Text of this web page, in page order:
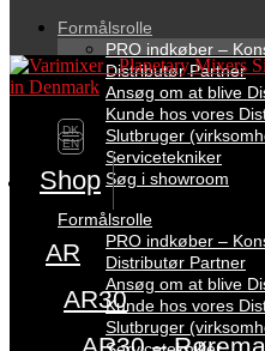
Formålsrolle
PRO indkøber –
Distributør Partner
Ansøg om at blive
Kunde hos vores
Slutbruger
Servicetekniker
Søg i showroom
Formålsrolle
PRO indkøber –
Distributør Partner
Ansøg om at blive
Kunde hos vores
Slutbruger
DK
EN
Shop
AR
AR30